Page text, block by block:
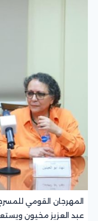
المهرجان القومي
عبد العزيز مخيون